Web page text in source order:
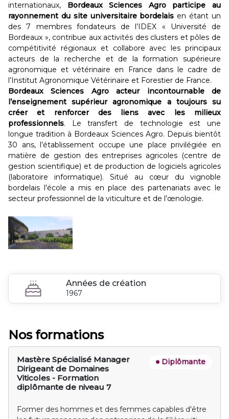
internationaux, Bordeaux Sciences Agro participe au
rayonnement du site universitaire bordelais en étant un
des 7 membres fondateurs de l’IDEX « Université de
Bordeaux », contribue aux activités des clusters et pôles de
compétitivité régionaux et collabore avec les principaux
acteurs de la recherche et de la formation supérieure
agronomique et vétérinaire en France dans le cadre de
l’Institut Agronomique Vétérinaire et Forestier de France.
Bordeaux Sciences Agro acteur incontournable de
l’enseignement supérieur agronomique a toujours su
créer et renforcer des liens avec les milieux
professionnels. Le transfert de technologie est une
longue tradition à Bordeaux Sciences Agro. Depuis bientôt
30 ans, l’établissement occupe une place privilégiée en
matière de gestion des entreprises agricoles (centre de
gestion scientifique) et de production de logiciels agricoles
(laboratoire informatique). Situé au cœur du vignoble
bordelais l’école a mis en place des partenariats avec le
secteur professionnel de la viticulture et de l’œnologie.
Années de création
1967
Nos formations
Mastère Spécialisé Manager
Dirigeant de Domaines
Viticoles - Formation
diplômante de niveau 7
Diplômante
Former des hommes et des femmes capables d'être